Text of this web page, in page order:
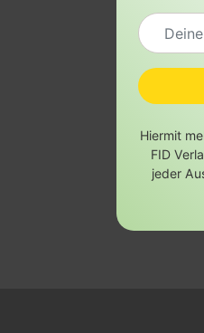
Hiermit
FID
jeder